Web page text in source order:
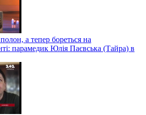
а тепер бореться на
парамедик Юлія Паєвська (Тайра) в